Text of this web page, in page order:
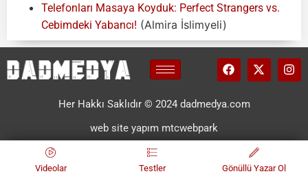
Telefonları Masaya Koyduk: Perfect Strangers vs.
Cebimdeki Yabancı! (Almira İslimyeli)
Her Hakkı Saklıdır © 2024 dadmedya.com
web site yapım mtcwebpark
Videolar Testler Gönüllü Yazar Ol